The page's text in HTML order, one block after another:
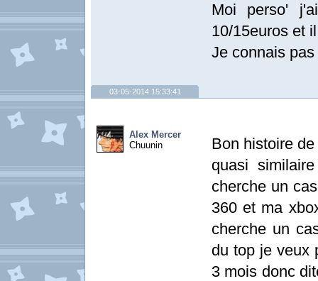
Moi perso'
10/15euros et
Je connais
03-05-2014 15:33:41
Alex Mercer
Chuunin
Bon histoire
quasi
cherche un
360 et ma
cherche un
du top je veux
3 mois donc